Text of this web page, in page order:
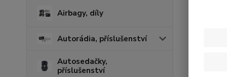
Airbagy, díly
Autorádia, příslušenství
Autosedačky,
příslušenství